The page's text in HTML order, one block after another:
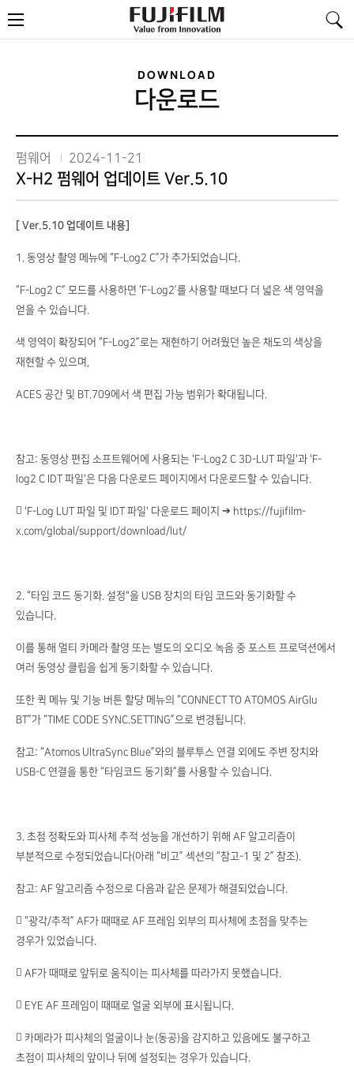
메
뉴
DOWNLOAD
다운로드
펌웨어 2024-11-21
X-H2 펌웨어 업데이트 Ver.5.10
[ Ver.5.10 업데이트 내용]
1. 동영상 촬영 메뉴에 “F-Log2 C”가 추가되었습니다.
“F-Log2 C” 모드를 사용하면 ‘F-Log2’를 사용할 때보다 더 넓은 색 영역을
얻을 수 있습니다.
색 영역이 확장되어 “F-Log2”로는 재현하기 어려웠던 높은 채도의 색상을
재현할 수 있으며,
ACES 공간 및 BT.709에서 색 편집 가능 범위가 확대됩니다.
참고: 동영상 편집 소프트웨어에 사용되는 'F-Log2 C 3D-LUT 파일'과 'F-
log2 C IDT 파일'은 다음 다운로드 페이지에서 다운로드할 수 있습니다.
 'F-Log LUT 파일 및 IDT 파일' 다운로드 페이지 ➔ https://fujifilm-
x.com/global/support/download/lut/
2. “타임 코드 동기화. 설정"을 USB 장치의 타임 코드와 동기화할 수
있습니다.
이를 통해 멀티 카메라 촬영 또는 별도의 오디오 녹음 중 포스트 프로덕션에서
여러 동영상 클립을 쉽게 동기화할 수 있습니다.
또한 퀵 메뉴 및 기능 버튼 할당 메뉴의 “CONNECT TO ATOMOS AirGlu
BT”가 “TIME CODE SYNC.SETTING”으로 변경됩니다.
참고: “Atomos UltraSync Blue”와의 블루투스 연결 외에도 주변 장치와
USB-C 연결을 통한 “타임코드 동기화”를 사용할 수 있습니다.
3. 초점 정확도와 피사체 추적 성능을 개선하기 위해 AF 알고리즘이
부분적으로 수정되었습니다(아래 “비고” 섹션의 “참고-1 및 2” 참조).
참고: AF 알고리즘 수정으로 다음과 같은 문제가 해결되었습니다.
 “광각/추적” AF가 때때로 AF 프레임 외부의 피사체에 초점을 맞추는
경우가 있었습니다.
 AF가 때때로 앞뒤로 움직이는 피사체를 따라가지 못했습니다.
 EYE AF 프레임이 때때로 얼굴 외부에 표시됩니다.
 카메라가 피사체의 얼굴이나 눈(동공)을 감지하고 있음에도 불구하고
초점이 피사체의 앞이나 뒤에 설정되는 경우가 있습니다.